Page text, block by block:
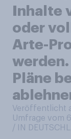
Inhalte
oder
Arte-
werden.
Pläne
Veröffentlicht
Umfrage vom
/ IN